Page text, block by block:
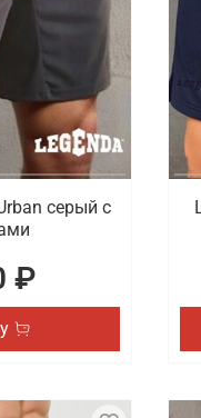
бокса для
одежду и
серый c
₽